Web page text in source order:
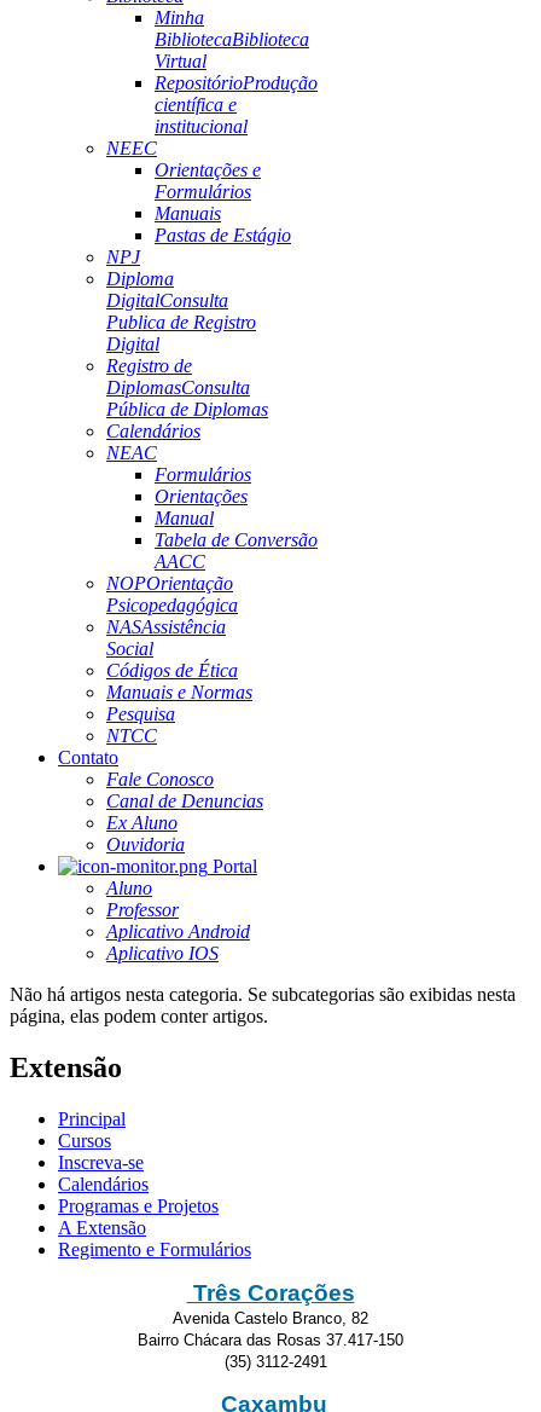
Minha
BibliotecaBiblioteca
Virtual
RepositórioProdução
científica e
institucional
NEEC
Orientações e
Formulários
Manuais
Pastas de Estágio
NPJ
Diploma
DigitalConsulta
Publica de Registro
Digital
Registro de
DiplomasConsulta
Pública de Diplomas
Calendários
NEAC
Formulários
Orientações
Manual
Tabela de Conversão
AACC
NOPOrientação
Psicopedagógica
NASAssistência
Social
Códigos de Ética
Manuais e Normas
Pesquisa
NTCC
Contato
Fale Conosco
Canal de Denuncias
Ex Aluno
Ouvidoria
Portal
Aluno
Professor
Aplicativo Android
Aplicativo IOS
Não há artigos nesta categoria. Se subcategorias são exibidas nesta
página, elas podem conter artigos.
Extensão
Principal
Cursos
Inscreva-se
Calendários
Programas e Projetos
A Extensão
Regimento e Formulários
Três Corações
Avenida Castelo Branco, 82
Bairro Chácara das Rosas 37.417-150
(35) 3112-2491
Caxambu